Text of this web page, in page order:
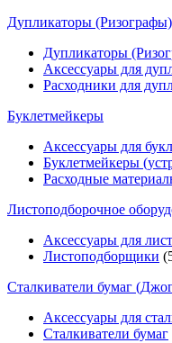
Дупликаторы
Дупликаторы
Аксессуары для
Расходники для
Буклетмейкеры
Аксессуары для
Буклетмейкеры
Расходные
Листоподборочное
Аксессуары для
Листоподборщики
Сталкиватели бумаг
Аксессуары для
Сталкиватели бумаг